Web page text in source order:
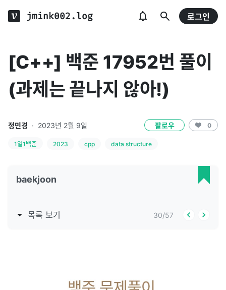
jmink002.log 로그인
[C++] 백준 17952번 풀이
(과제는 끝나지 않아!)
정민경 · 2023년 2월 9일 팔로우 0
1일1백준 2023 cpp data structure
baekjoon
목록 보기 30/57